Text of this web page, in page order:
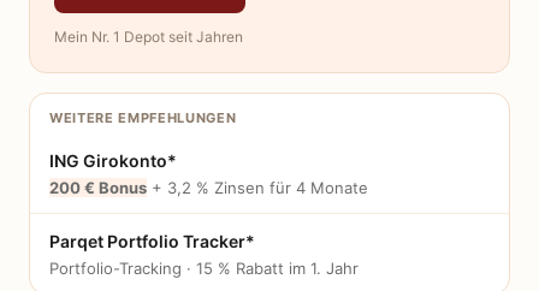
Mein Nr. 1 Depot seit Jahren
WEITERE EMPFEHLUNGEN
ING Girokonto*
200 € Bonus + 3,2 % Zinsen für 4 Monate
Parqet Portfolio Tracker*
Portfolio-Tracking · 15 % Rabatt im 1. Jahr